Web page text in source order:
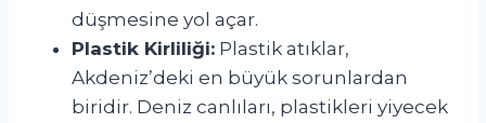
düşmesine yol açar.
Plastik Kirliliği: Plastik atıklar,
Akdeniz’deki en büyük sorunlardan
biridir. Deniz canlıları, plastikleri yiyecek